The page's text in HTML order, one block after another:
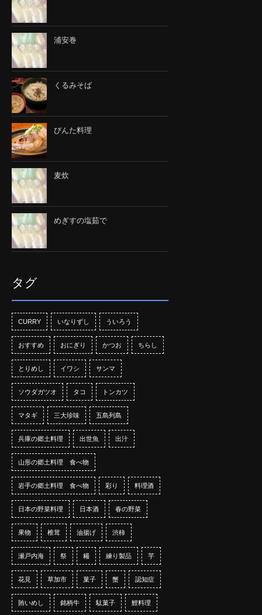
浦安巻
くるみそば
びんた料理
麦炊
めぎすの塩茹で
タグ
CURRY いなりずし ういろう
おすすめ おにぎり かつお ちらし
とりめし イワシ サンマ
ソウダガツオ タコ トンカツ
マタギ 三大珍味 五島列島
兵庫の郷土料理 出世魚 出汁
山形の郷土料理 食べ物
岩手の郷土料理 食べ物 彩り 料理酒
日本の野菜料理 日本酒 春の野菜
果物 椎茸 油揚げ 渋柿
瀬戸内海 祭 糒 練り製品 芋
花見 草加市 菓子 蟹 認知症
賄いめし 銘柄牛 駄菓子 鯉料理